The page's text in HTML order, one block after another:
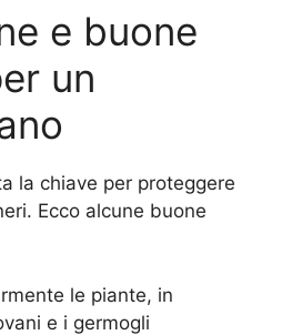
e buone
un
la chiave per proteggere
Ecco alcune buone
le piante, in
e i germogli